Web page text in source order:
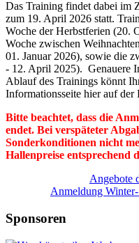
Das Training findet dabei im
zum 19. April 2026 statt.
Woche der Herbstferien (20.
Woche zwischen
01. Januar 2026), sowie die
- 12. April 2025). Genauere
Ablauf des Trainings könnt
Informationsseite hier auf der
Bitte beachtet, dass die
endet. Bei verspäteter
Sonderkonditionen nicht
Hallenpreise entsprechend
Angebote
Anmeldung
Sponsoren